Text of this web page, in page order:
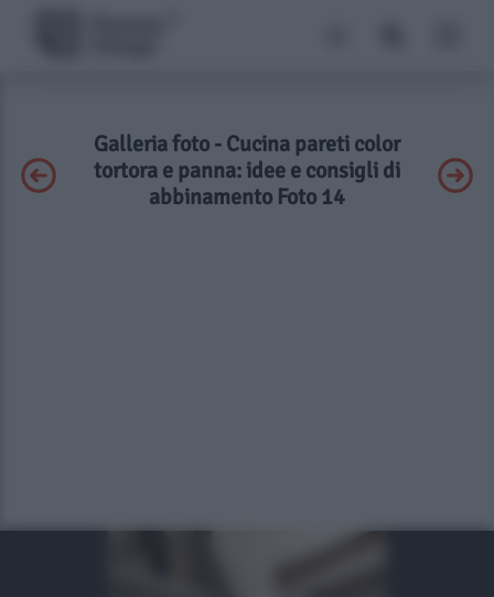
Galleria foto - Cucina pareti color
tortora e panna: idee e consigli di
abbinamento Foto 14